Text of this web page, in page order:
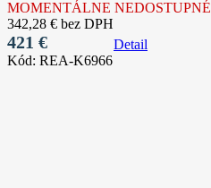
MOMENTÁLNE NEDOSTUPNÉ
342,28 € bez DPH
421 €
Detail
Kód: REA-K6966